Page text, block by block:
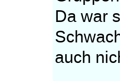
Da war
auch